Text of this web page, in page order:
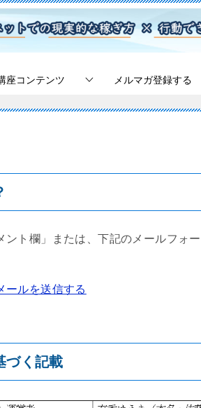
座コンテンツ メルマガ登録する
ント欄」または、下記のメールフォ
ールを送信する
づく記載